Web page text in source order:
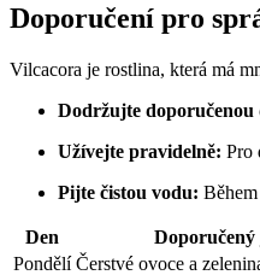
Doporučení pro
Vilcacora je rostlina, která má
Dodržujte doporučenou
Užívejte pravidelně: Pro
Pijte čistou vodu:
Den
Pondělí Čerstvé ovoce a